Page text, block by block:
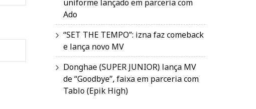
uniforme lançado em parceria com
Ado
“SET THE TEMPO”: izna faz comeback
e lança novo MV
Donghae (SUPER JUNIOR) lança MV
de “Goodbye”, faixa em parceria com
Tablo (Epik High)